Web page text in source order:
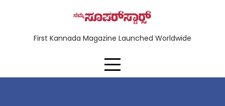
First Kannada Magazine Launched Worldwide